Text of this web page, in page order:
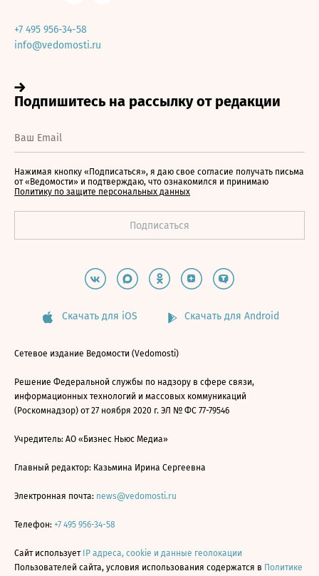
+7 495 956-34-58
info@vedomosti.ru
Нажимая кнопку «Подписаться», я даю свое согласие получать письма
от «Ведомости» и подтверждаю, что ознакомился и принимаю
Политику по защите персональных данных
Скачать для iOS Скачать для Android
Сетевое издание Ведомости (Vedomosti)
Решение Федеральной службы по надзору в сфере связи,
информационных технологий и массовых коммуникаций
(Роскомнадзор) от 27 ноября 2020 г. ЭЛ № ФС 77-79546
Учредитель: АО «Бизнес Ньюс Медиа»
Главный редактор: Казьмина Ирина Сергеевна
Электронная почта: news@vedomosti.ru
Телефон: +7 495 956-34-58
Сайт использует IP адреса, cookie и данные геолокации
Пользователей сайта, условия использования содержатся в Политике